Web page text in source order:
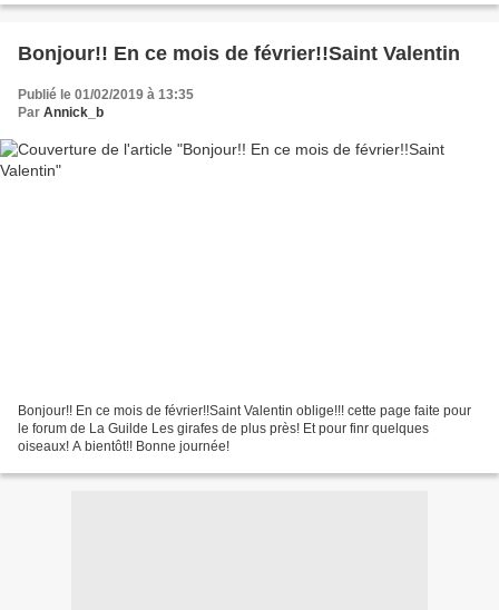
Bonjour!! En ce mois de février!!Saint Valentin
Publié le 01/02/2019 à 13:35
Par Annick_b
Bonjour!! En ce mois de février!!Saint Valentin oblige!!! cette page faite pour
le forum de La Guilde Les girafes de plus près! Et pour finr quelques
oiseaux! A bientôt!! Bonne journée!